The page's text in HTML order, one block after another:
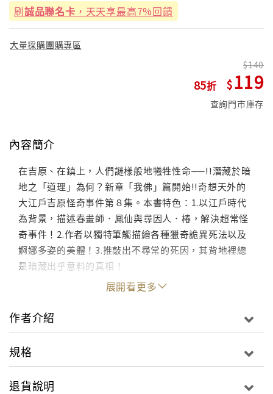
刷誠品聯名卡 ，天天享最高7%回饋
大量採購團購專區
85
140
119
查詢門市庫存
內容簡介
在吉原、在鎮上，人們謎樣般地犧牲性命──!!潛藏於暗
地之「道理」為何？新章「我佛」篇開始!!奇想天外的
大江戶吉原怪奇事件第８集。本書特色：1.以江戶時代
為背景，描述春畫師．鳳仙與尋因人．椿，解決超常怪
奇事件！2.作者以獨特筆觸描繪各種獵奇詭異死法以及
婀娜多姿的美體！3.推敲出不尋常的死因，其背地裡總
是暗藏出乎意料的真相！
展開看更多
作者介紹
規格
退貨說明